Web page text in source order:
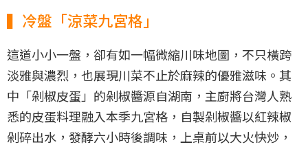
▍冷盤「涼菜九宮格」
這道小小一盤，卻有如一幅微縮川味地圖，不只橫跨
淡雅與濃烈，也展現川菜不止於麻辣的優雅滋味。其
中「剁椒皮蛋」的剁椒醬源自湖南，主廚將台灣人熟
悉的皮蛋料理融入本季九宮格，自製剁椒醬以紅辣椒
剁碎出水，發酵六小時後調味，上桌前以大火快炒，